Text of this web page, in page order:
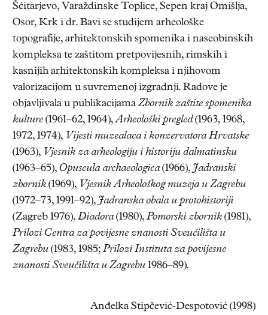
Šćitarjevo, Varaždinske Toplice, Sepen kraj Omišlja,
Osor, Krk i dr. Bavi se studijem arheološke
topografije, arhitektonskih spomenika i naseobinskih
kompleksa te zaštitom pretpovijesnih, rimskih i
kasnijih arhitektonskih kompleksa i njihovom
valorizacijom u suvremenoj izgradnji. Radove je
objavljivala u publikacijama Zbornik zaštite spomenika
kulture (1961–62, 1964),Arheološki pregled(1963, 1968,
1972, 1974), Vijesti muzealaca i konzervatora Hrvatske
(1963), Vjesnik za arheologiju i historiju dalmatinsku
(1963–65), Opuscula archaeologica(1966), Jadranski
zbornik (1969), Vjesnik Arheološkog muzeja u Zagrebu
(1972–73, 1991–92), Jadranska obala u protohistoriji
(Zagreb 1976), Diadora(1980), Pomorski zbornik (1981),
Prilozi Centra za povijesne znanosti Sveučilišta u
Zagrebu (1983, 1985; Prilozi Instituta za povijesne
znanosti Sveučilišta u Zagrebu 1986–89).
Anđelka Stipčević-Despotović (1998)